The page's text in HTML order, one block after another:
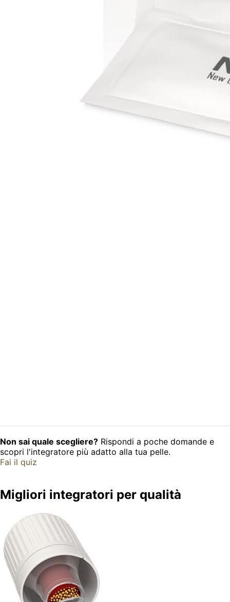
Non sai quale scegliere? Rispondi a poche domande e
scopri l'integratore più adatto alla tua pelle.
Fai il quiz
Migliori integratori per qualità